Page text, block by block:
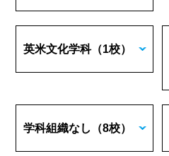
英米文化学科（1校）
学科組織なし （8校）